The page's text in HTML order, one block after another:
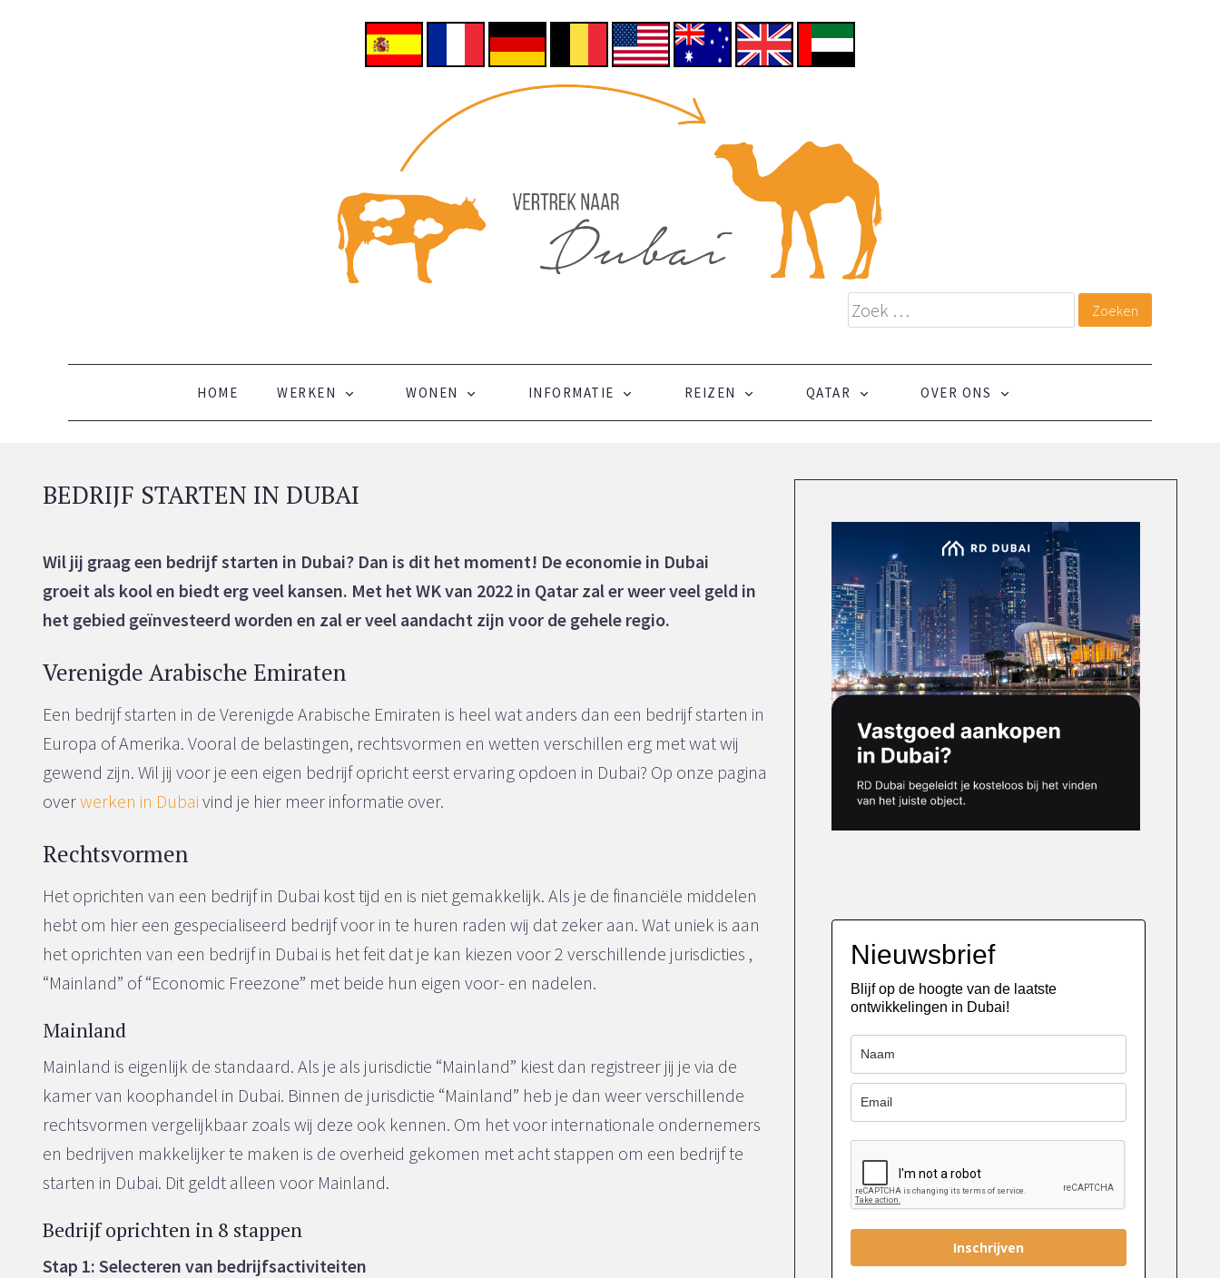
SKIP TO CONTENTHOME WERKEN WONEN INFORMATIE REIZEN QATAR OVER ONS
BEDRIJF STARTEN IN DUBAI
Wil jij graag een bedrijf starten in Dubai? Dan is dit het moment! De economie in Dubai
groeit als kool en biedt erg veel kansen. Met het WK van 2022 in Qatar zal er weer veel geld in
het gebied geïnvesteerd worden en zal er veel aandacht zijn voor de gehele regio.
Verenigde Arabische Emiraten
Een bedrijf starten in de Verenigde Arabische Emiraten is heel wat anders dan een bedrijf starten in
Europa of Amerika. Vooral de belastingen, rechtsvormen en wetten verschillen erg met wat wij
gewend zijn. Wil jij voor je een eigen bedrijf opricht eerst ervaring opdoen in Dubai? Op onze pagina
overwerken in Dubai vind je hier meer informatie over.
Rechtsvormen
Het oprichten van een bedrijf in Dubai kost tijd en is niet gemakkelijk. Als je de financiële middelen
hebt om hier een gespecialiseerd bedrijf voor in te huren raden wij dat zeker aan. Wat uniek is aan
het oprichten van een bedrijf in Dubai is het feit dat je kan kiezen voor 2 verschillende jurisdicties ,
“Mainland” of “Economic Freezone” met beide hun eigen voor- en nadelen.
Mainland
Mainland is eigenlijk de standaard. Als je als jurisdictie “Mainland” kiest dan registreer jij je via de
kamer van koophandel in Dubai. Binnen de jurisdictie “Mainland” heb je dan weer verschillende
rechtsvormen vergelijkbaar zoals wij deze ook kennen. Om het voor internationale ondernemers
en bedrijven makkelijker te maken is de overheid gekomen met acht stappen om een bedrijf te
starten in Dubai. Dit geldt alleen voor Mainland.
Bedrijf oprichten in 8 stappen
Stap 1: Selecteren van bedrijfsactiviteiten
Nieuwsbrief
Blijf op de hoogte van de laatste
ontwikkelingen in Dubai!
Inschrijven